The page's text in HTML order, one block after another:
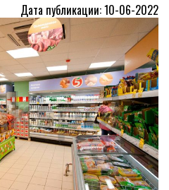
Дата публикации: 10-06-2022